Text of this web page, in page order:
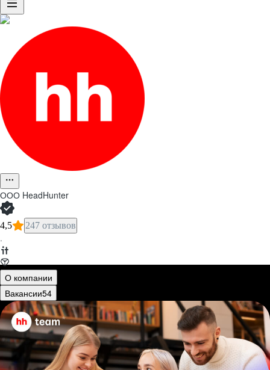
ООО HeadHunter
4,5 247 отзывов
·
О компании
Вакансии54